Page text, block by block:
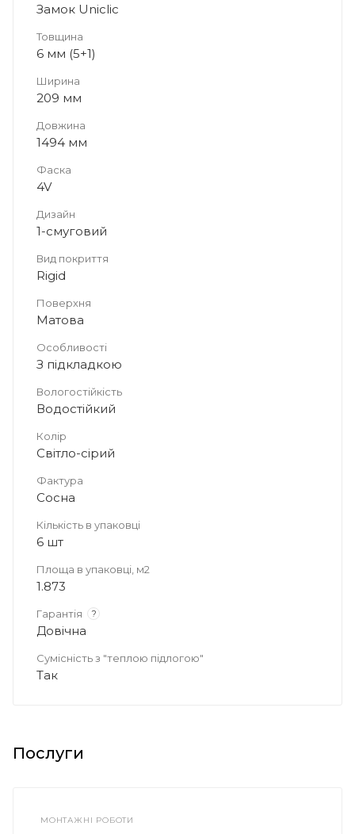
Замок Uniclic
Товщина
6 мм (5+1)
Ширина
209 мм
Довжина
1494 мм
Фаска
4V
Дизайн
1-смуговий
Вид покриття
Rigid
Поверхня
Матова
Особливості
З підкладкою
Вологостійкість
Водостійкий
Колір
Світло-сірий
Фактура
Сосна
Кількість в упаковці
6 шт
Площа в упаковці, м2
1.873
Гарантія ?
Довічна
Сумісність з "теплою підлогою"
Так
Послуги
МОНТАЖНІ РОБОТИ